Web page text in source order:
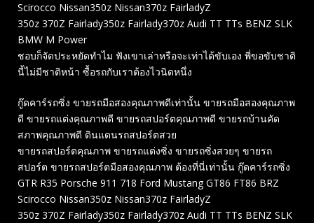
Scirocco Nissan350z Nissan370z FairladyZ
350z 370Z Fairlady350z Fairlady370z Audi TT TTs BENZ SLK
BMW M Power
ชอบก็จัดประหยัดทำไม ฟังเขาเล่าหรือจะเท่าได้ขับเอง พี่ขอขับชาติ
นี้ไม่มีชาติหน้า ซื้อรถกับเราต้องไวนิดหนึ่ง
กู๊ดคาร์รถซิ่ง ขายรถมือสองคุณภาพดีเท่านั้น ขายรถมือสองคุณภาพ
ดี ขายรถแต่งคุณภาพดี ขายรถสปอร์ตคุณภาพดี ขายรถบ้านคัด
สภาพคุณภาพดี ดินแดนรถสปอร์ตสวย
ขายรถสปอร์ตคุณภาพ ขายรถแต่งซิ่ง ขายรถซิ่งสวยๆ ขายรถ
สปอร์ต ขายรถสปอร์ตมือสองคุณภาพ ต้องที่นี่เท่านั้น กู๊ดคาร์รถซิ่ง
GTR R35 Porsche 911 718 Ford Mustang GT86 FT86 BRZ
Scirocco Nissan350z Nissan370z FairladyZ
350z 370Z Fairlady350z Fairlady370z Audi TT TTs BENZ SLK